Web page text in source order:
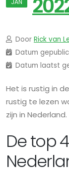
Door Rick van
Datum
Datum laatst
Het is rustig in
rustig te lezen
zijn in Nederland.
De top